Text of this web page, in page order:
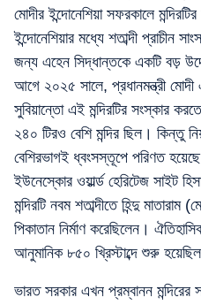
মোদীর ইন্দোনেশিয়া সফরকালে
ইন্দোনেশিয়ার মধ্যে শতাব্দী প্রাচীন
জন্য এহেন সিদ্ধান্তকে একটি বড়
আগে ২০২৫ সালে, প্রধানমন্ত্রী মোদী
সুবিয়ান্তো এই মন্দিরটির সংস্কার
২৪০ টিরও বেশি মন্দির ছিল। কিন্তু
বেশিরভাগই ধ্বংসস্তূপে পরিণত
ইউনেস্কোর ওয়ার্ল্ড হেরিটেজ সাইট
মন্দিরটি নবম শতাব্দীতে হিন্দু মাতারাম
পিকাতান নির্মাণ করেছিলেন।
আনুমানিক ৮৫০ খ্রিস্টাব্দে শুরু
ভারত সরকার এখন প্রম্বানন মন্দিরের